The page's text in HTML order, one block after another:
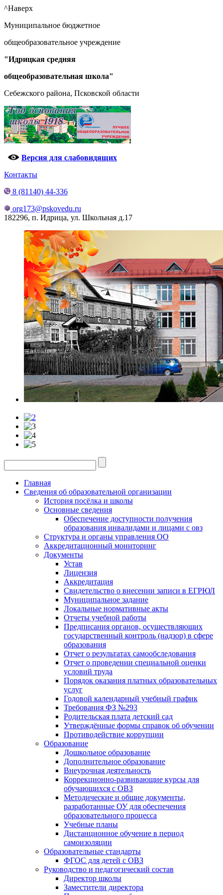
^Наверх
Муниципальное бюджетное
общеобразовательное учреждение
"Идрицкая средняя
общеобразовательная школа"
Себежского района, Псковской области
Версия для слабовидящих
Контакты
8 (81140) 44-336
org173@pskovedu.ru
182296, п. Идрица, ул. Школьная д.17
Главная
Сведения об образовательной организации
История посёлка и школы
Основные сведения
Обеспечение доступности получения
образования инвалидами и лицами с овз
Структура и органы управления ОО
Аккредитационный мониторинг
Документы
Устав
Лицензия
Аккредитация
Свидетельство о внесении записи в ЕГРЮЛ
Муниципальное задание
Локальные нормативные акты
Отчеты учебной работы
Предписания органов, осуществляющих
государственный контроль (надзор) в сфере
образования
Отчет о результатах самообследования
Отчет о проведении специальной оценки
условий труда
Порядок оказания платных образовательных
услуг
Годовой календарный учебный график
Требования ФЗ №293
Родительская плата детский сад
Утверждённые формы справок об обучении
Противодействие коррупции
Образование
Дошкольное образование
Дополнительное образование
Внеурочная деятельность
Коррекционно-развивающие курсы для
обучающихся с ОВЗ
Методические и общие документы,
разработанные ОУ для обеспечения
образовательного процесса
Учебные планы
Дистанционное обучение в период
самоизоляции
Образовательные стандарты
ФГОС для детей с ОВЗ
Руководство и педагогический состав
Директор школы
Заместители директора